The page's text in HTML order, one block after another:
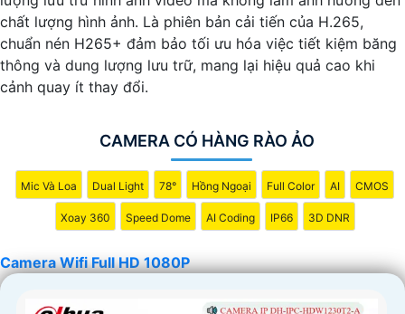
chất lượng hình ảnh. Là phiên bản cải tiến của H.265,
chuẩn nén H265+ đảm bảo tối ưu hóa việc tiết kiệm băng
thông và dung lượng lưu trữ, mang lại hiệu quả cao khi
cảnh quay ít thay đổi.
CAMERA CÓ HÀNG RÀO ẢO
Mic Và Loa Dual Light 78° Hồng Ngoại Full Color AI CMOS
Xoay 360 Speed Dome AI Coding IP66 3D DNR
Camera Wifi Full HD 1080P